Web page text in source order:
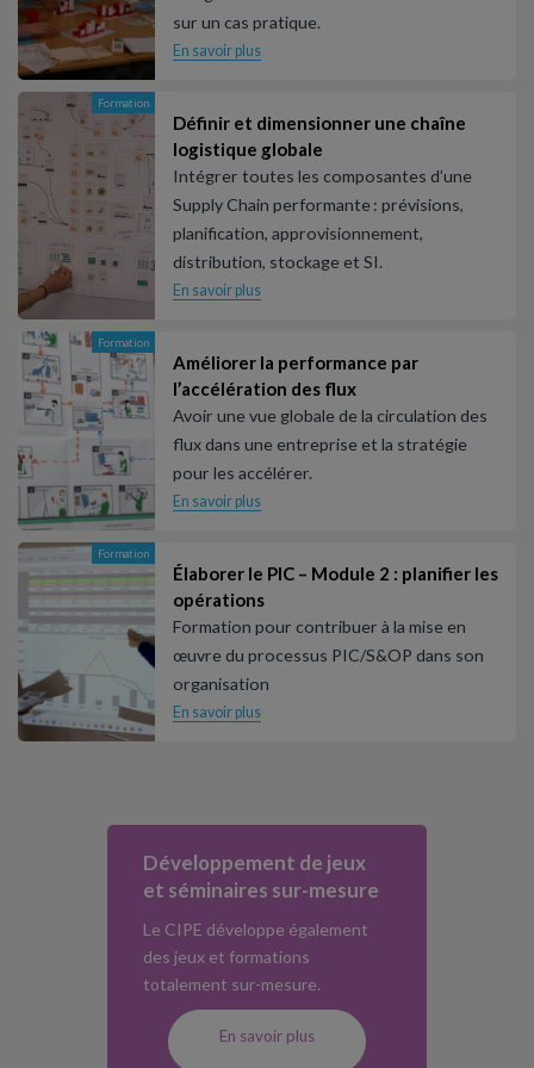
sur un cas pratique.
En savoir plus
Formation
Définir et dimensionner une chaîne
logistique globale
Intégrer toutes les composantes d’une
Supply Chain performante : prévisions,
planification, approvisionnement,
distribution, stockage et SI.
En savoir plus
Formation
Améliorer la performance par
l’accélération des flux
Avoir une vue globale de la circulation des
flux dans une entreprise et la stratégie
pour les accélérer.
En savoir plus
Formation
Élaborer le PIC – Module 2 : planifier les
opérations
Formation pour contribuer à la mise en
œuvre du processus PIC/S&OP dans son
organisation
En savoir plus
Développement de jeux
et séminaires sur-mesure
Le CIPE développe également
des jeux et formations
totalement sur-mesure.
En savoir plus